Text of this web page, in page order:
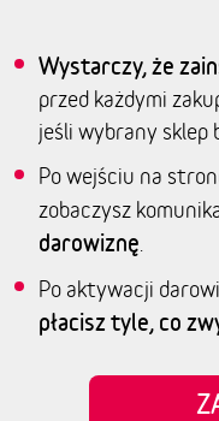
Wystarczy, że
przed każdymi
jeśli wybrany sklep
Po wejściu na
zobaczysz
darowiznę
Po aktywacji
płacisz tyle, co